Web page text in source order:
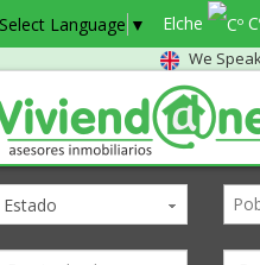
Select Language ▼ Elche
We
Estado